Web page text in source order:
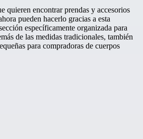
quieren encontrar prendas y accesorios
pueden hacerlo gracias a esta
específicamente organizada para
de las medidas tradicionales, también
para compradoras de cuerpos